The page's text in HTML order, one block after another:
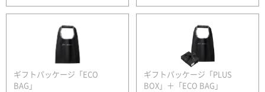
ギフトパッケージ「ECO
BAG」
ギフトパッケージ「PLUS
BOX」＋「ECO BAG」